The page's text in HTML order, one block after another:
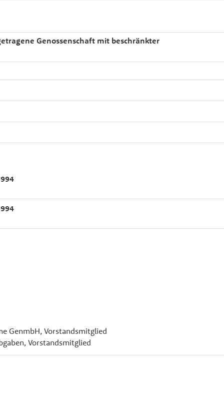
Genossenschaft mit beschränkter
GenmbH, Vorstandsmitglied
Vorstandsmitglied